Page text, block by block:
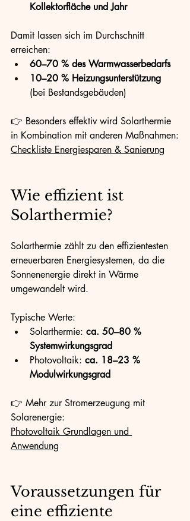
Kollektorfläche und Jahr
Damit lassen sich im Durchschnitt
erreichen:
60–70 % des Warmwasserbedarfs
10–20 % Heizungsunterstützung
(bei Bestandsgebäuden)
👉 Besonders effektiv wird Solarthermie
in Kombination mit anderen Maßnahmen:
Checkliste Energiesparen & Sanierung
Wie effizient ist
Solarthermie?
Solarthermie zählt zu den effizientesten
erneuerbaren Energiesystemen, da die
Sonnenenergie direkt in Wärme
umgewandelt wird.
Typische Werte:
Solarthermie: ca. 50–80 %
Systemwirkungsgrad
Photovoltaik: ca. 18–23 %
Modulwirkungsgrad
👉 Mehr zur Stromerzeugung mit
Solarenergie:
Photovoltaik Grundlagen und
Anwendung
Voraussetzungen für
eine effiziente